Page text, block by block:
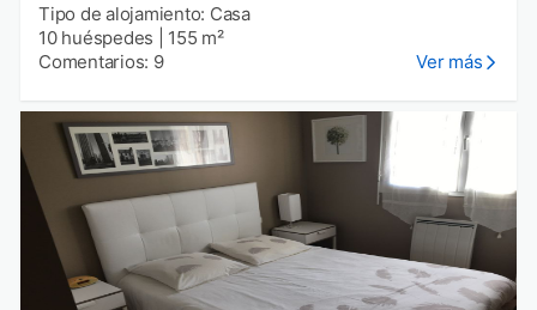
Tipo de alojamiento: Casa
10 huéspedes
155 m²
Comentarios: 9
Ver más